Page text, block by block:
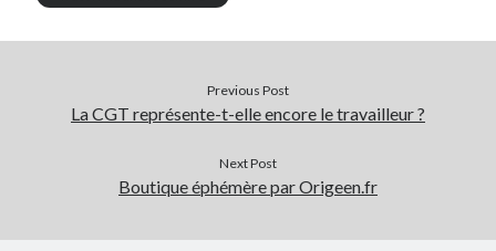
Previous Post
La CGT représente-t-elle encore le travailleur ?
Next Post
Boutique éphémère par Origeen.fr